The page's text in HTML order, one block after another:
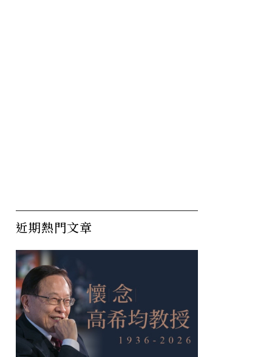
北的淨
單身族崛起 家庭理財不能
中信銀行發布《2026家庭
理財暨家庭型態大調查》
近期熱門文章